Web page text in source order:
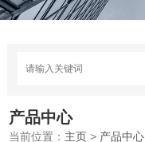
产品中心
当前位置： 主页 > 产品中心